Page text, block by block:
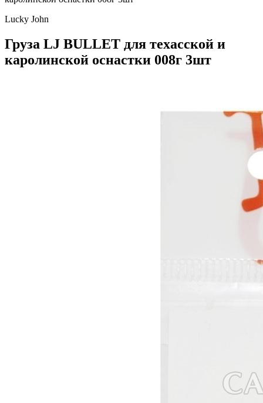
Lucky John
Груза LJ BULLET для техасской и
каролинской оснастки 008г 3шт